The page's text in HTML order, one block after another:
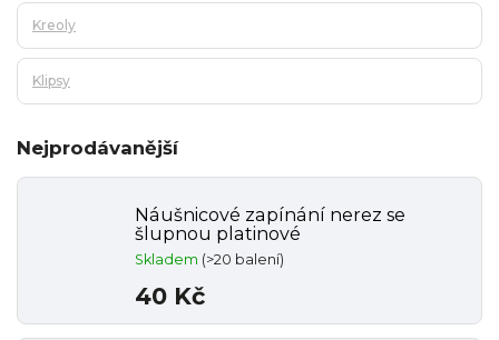
Kreoly
Klipsy
Nejprodávanější
Náušnicové zapínání nerez se
šlupnou platinové
Skladem (>20 balení)
40 Kč